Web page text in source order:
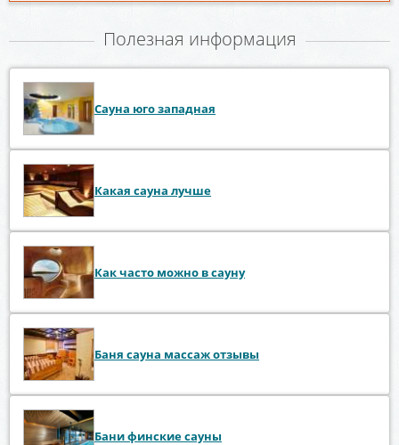
Полезная информация
Сауна юго западная
Какая сауна лучше
Как часто можно в сауну
Баня сауна массаж отзывы
Бани финские сауны